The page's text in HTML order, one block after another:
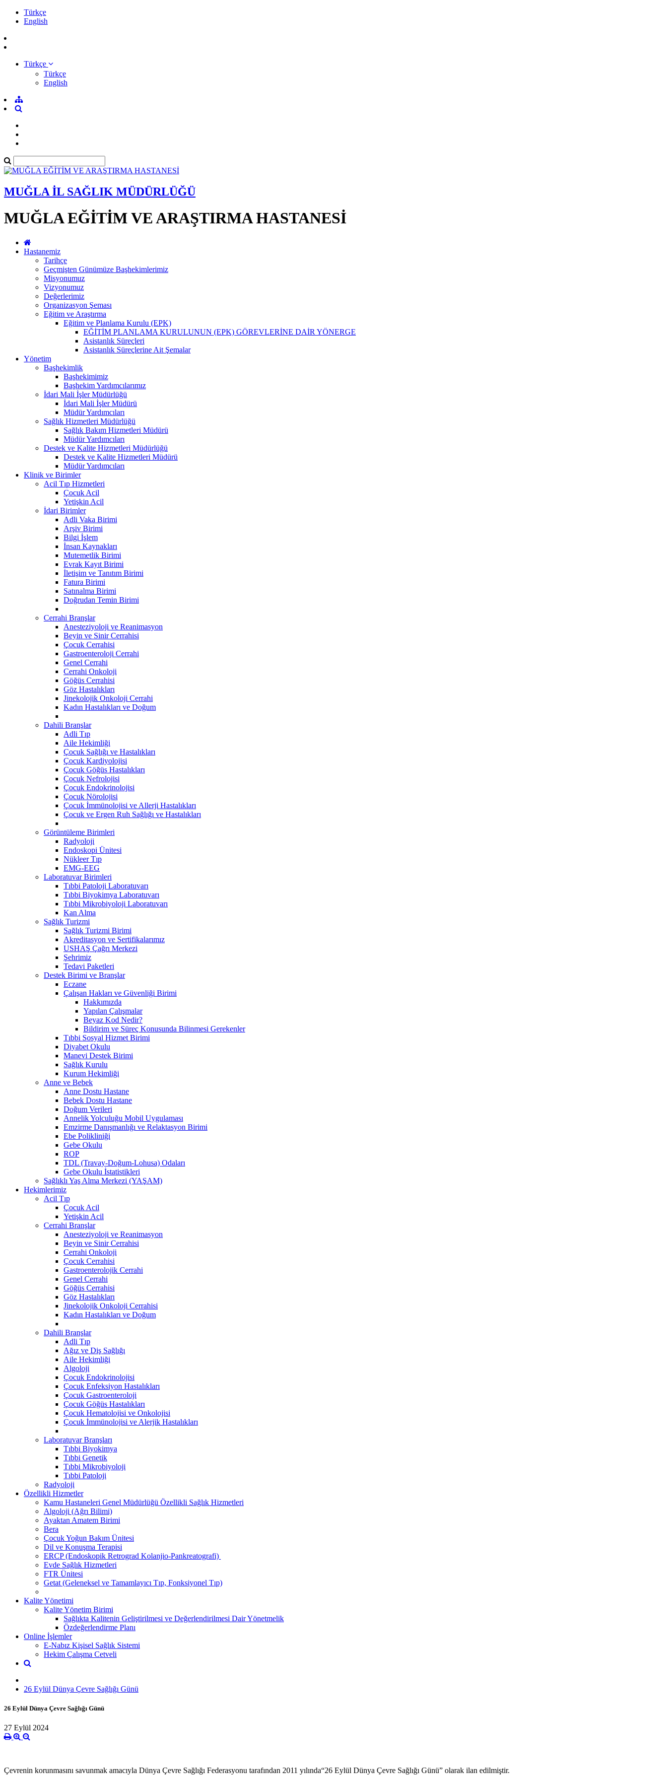
Türkçe
English
Türkçe
Türkçe
English
MUĞLA İL SAĞLIK MÜDÜRLÜĞÜ
MUĞLA EĞİTİM VE ARAŞTIRMA HASTANESİ
Hastanemiz
Tarihçe
Geçmişten Günümüze Başhekimlerimiz
Misyonumuz
Vizyonumuz
Değerlerimiz
Organizasyon Şeması
Eğitim ve Araştırma
Eğitim ve Planlama Kurulu (EPK)
EĞİTİM PLANLAMA KURULUNUN (EPK) GÖREVLERİNE DAİR YÖNERGE
Asistanlık Süreçleri
Asistanlık Süreçlerine Ait Şemalar
Yönetim
Başhekimlik
Başhekimimiz
Başhekim Yardımcılarımız
İdari Mali İşler Müdürlüğü
İdari Mali İşler Müdürü
Müdür Yardımcıları
Sağlık Hizmetleri Müdürlüğü
Sağlık Bakım Hizmetleri Müdürü
Müdür Yardımcıları
Destek ve Kalite Hizmetleri Müdürlüğü
Destek ve Kalite Hizmetleri Müdürü
Müdür Yardımcıları
Klinik ve Birimler
Acil Tıp Hizmetleri
Çocuk Acil
Yetişkin Acil
İdari Birimler
Adli Vaka Birimi
Arşiv Birimi
Bilgi İşlem
İnsan Kaynakları
Mutemetlik Birimi
Evrak Kayıt Birimi
İletişim ve Tanıtım Birimi
Fatura Birimi
Satınalma Birimi
Doğrudan Temin Birimi
Cerrahi Branşlar
Anesteziyoloji ve Reanimasyon
Beyin ve Sinir Cerrahisi
Çocuk Cerrahisi
Gastroenteroloji Cerrahi
Genel Cerrahi
Cerrahi Onkoloji
Göğüs Cerrahisi
Göz Hastalıkları
Jinekolojik Onkoloji Cerrahi
Kadın Hastalıkları ve Doğum
Dahili Branşlar
Adli Tıp
Aile Hekimliği
Çocuk Sağlığı ve Hastalıkları
Çocuk Kardiyolojisi
Çocuk Göğüs Hastalıkları
Çocuk Nefrolojisi
Çocuk Endokrinolojisi
Çocuk Nörolojisi
Çocuk İmmünolojisi ve Allerji Hastalıkları
Çocuk ve Ergen Ruh Sağlığı ve Hastalıkları
Görüntüleme Birimleri
Radyoloji
Endoskopi Ünitesi
Nükleer Tıp
EMG-EEG
Laboratuvar Birimleri
Tıbbi Patoloji Laboratuvarı
Tıbbi Biyokimya Laboratuvarı
Tıbbi Mikrobiyoloji Laboratuvarı
Kan Alma
Sağlık Turizmi
Sağlık Turizmi Birimi
Akreditasyon ve Sertifikalarımız
USHAŞ Çağrı Merkezi
Şehrimiz
Tedavi Paketleri
Destek Birimi ve Branşlar
Eczane
Çalışan Hakları ve Güvenliği Birimi
Hakkımızda
Yapılan Çalışmalar
Beyaz Kod Nedir?
Bildirim ve Süreç Konusunda Bilinmesi Gerekenler
Tıbbi Sosyal Hizmet Birimi
Diyabet Okulu
Manevi Destek Birimi
Sağlık Kurulu
Kurum Hekimliği
Anne ve Bebek
Anne Dostu Hastane
Bebek Dostu Hastane
Doğum Verileri
Annelik Yolculuğu Mobil Uygulaması
Emzirme Danışmanlığı ve Relaktasyon Birimi
Ebe Polikliniği
Gebe Okulu
ROP
TDL (Travay-Doğum-Lohusa) Odaları
Gebe Okulu İstatistikleri
Sağlıklı Yaş Alma Merkezi (YAŞAM)
Hekimlerimiz
Acil Tıp
Çocuk Acil
Yetişkin Acil
Cerrahi Branşlar
Anesteziyoloji ve Reanimasyon
Beyin ve Sinir Cerrahisi
Cerrahi Onkoloji
Çocuk Cerrahisi
Gastroenterolojik Cerrahi
Genel Cerrahi
Göğüs Cerrahisi
Göz Hastalıkları
Jinekolojik Onkoloji Cerrahisi
Kadın Hastalıkları ve Doğum
Dahili Branşlar
Adli Tıp
Ağız ve Diş Sağlığı
Aile Hekimliği
Algoloji
Çocuk Endokrinolojisi
Çocuk Enfeksiyon Hastalıkları
Çocuk Gastroenteroloji
Çocuk Göğüs Hastalıkları
Çocuk Hematolojisi ve Onkolojisi
Çocuk İmmünolojisi ve Alerjik Hastalıkları
Laboratuvar Branşları
Tıbbi Biyokimya
Tıbbi Genetik
Tıbbi Mikrobiyoloji
Tıbbi Patoloji
Radyoloji
Özellikli Hizmetler
Kamu Hastaneleri Genel Müdürlüğü Özellikli Sağlık Hizmetleri
Algoloji (Ağrı Bilimi)
Ayaktan Amatem Birimi
Bera
Çocuk Yoğun Bakım Ünitesi
Dil ve Konuşma Terapisi
ERCP (Endoskopik Retrograd Kolanjio-Pankreatografi) ​
Evde Sağlık Hizmetleri
FTR Ünitesi
Getat (Geleneksel ve Tamamlayıcı Tıp, Fonksiyonel Tıp)
Kalite Yönetimi
Kalite Yönetim Birimi
Sağlıkta Kalitenin Geliştirilmesi ve Değerlendirilmesi Dair Yönetmelik
Özdeğerlendirme Planı
Online İşlemler
E-Nabız Kişisel Sağlık Sistemi
Hekim Çalışma Cetveli
26 Eylül Dünya Çevre Sağlığı Günü
26 Eylül Dünya Çevre Sağlığı Günü
27 Eylül 2024
Çevrenin korunmasını savunmak amacıyla Dünya Çevre Sağlığı Federasyonu tarafından 2011 yılında“26 Eylül Dünya Çevre Sağlığı Günü” olarak ilan edilmiştir.